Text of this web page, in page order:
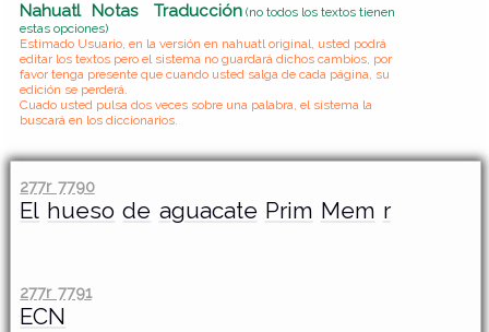
Nahuatl Notas Traducción(no todos los textos tienen
estas opciones)
Estimado Usuario, en la versión en nahuatl original, usted podrá
editar los textos pero el sistema no guardará dichos cambios, por
favor tenga presente que cuando usted salga de cada página, su
edición se perderá.
Cuado usted pulsa dos veces sobre una palabra, el sistema la
buscará en los diccionarios.
277r 7790
El hueso de aguacate Prim Mem r
277r 7791
ECN